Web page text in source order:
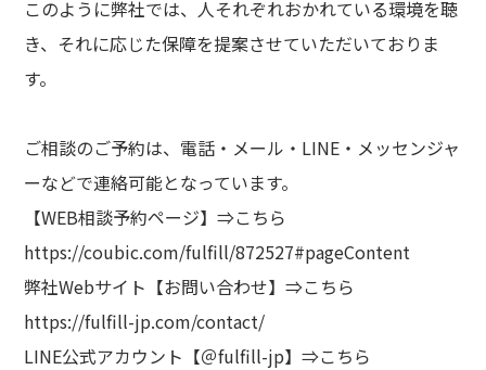
このように弊社では、人それぞれおかれている環境を聴
き、それに応じた保障を提案させていただいておりま
す。
ご相談のご予約は、電話・メール・LINE・メッセンジャ
ーなどで連絡可能となっています。
【WEB相談予約ページ】⇒こちら
https://coubic.com/fulfill/872527#pageContent
弊社Webサイト【お問い合わせ】⇒こちら
https://fulfill-jp.com/contact/
LINE公式アカウント【＠fulfill-jp】⇒こちら